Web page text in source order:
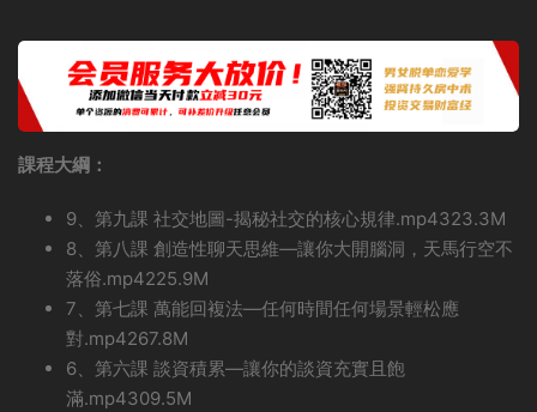
課程大綱：
9、第九課 社交地圖-揭秘社交的核心規律.mp4323.3M
8、第八課 創造性聊天思維—讓你大開腦洞，天馬行空不
落俗.mp4225.9M
7、第七課 萬能回複法—任何時間任何場景輕松應
對.mp4267.8M
6、第六課 談資積累—讓你的談資充實且飽
滿.mp4309.5M